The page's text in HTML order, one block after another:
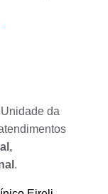
da
.